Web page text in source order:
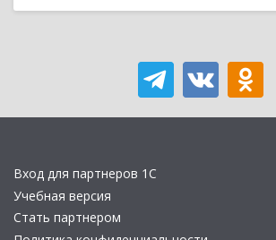
Вход для партнеров 1С
Учебная версия
Стать партнером